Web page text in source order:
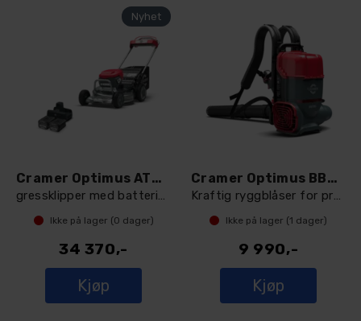
Cramer Optimus ATM53A
gressklipper med batterier og lader
Ikke på lager (0 dager)
34 370,-
Kjøp
Cramer Optimus BB36 backpack løvblåser
Kraftig ryggblåser for profesjonell bruk
Ikke på lager (1 dager)
9 990,-
Kjøp